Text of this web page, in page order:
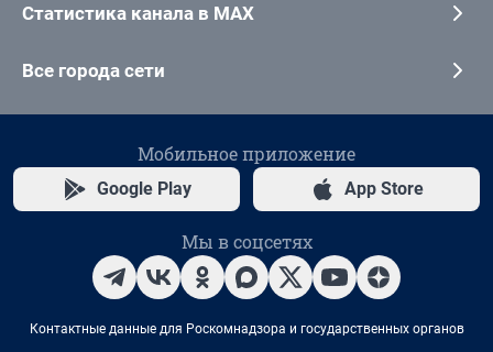
Статистика канала в MAX
Все города сети
Мобильное приложение
Google Play App Store
Мы в соцсетях
Контактные данные для Роскомнадзора и государственных органов